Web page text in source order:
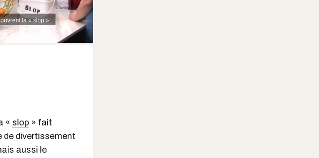
la « slop »!
« slop » fait
de divertissement
aussi le